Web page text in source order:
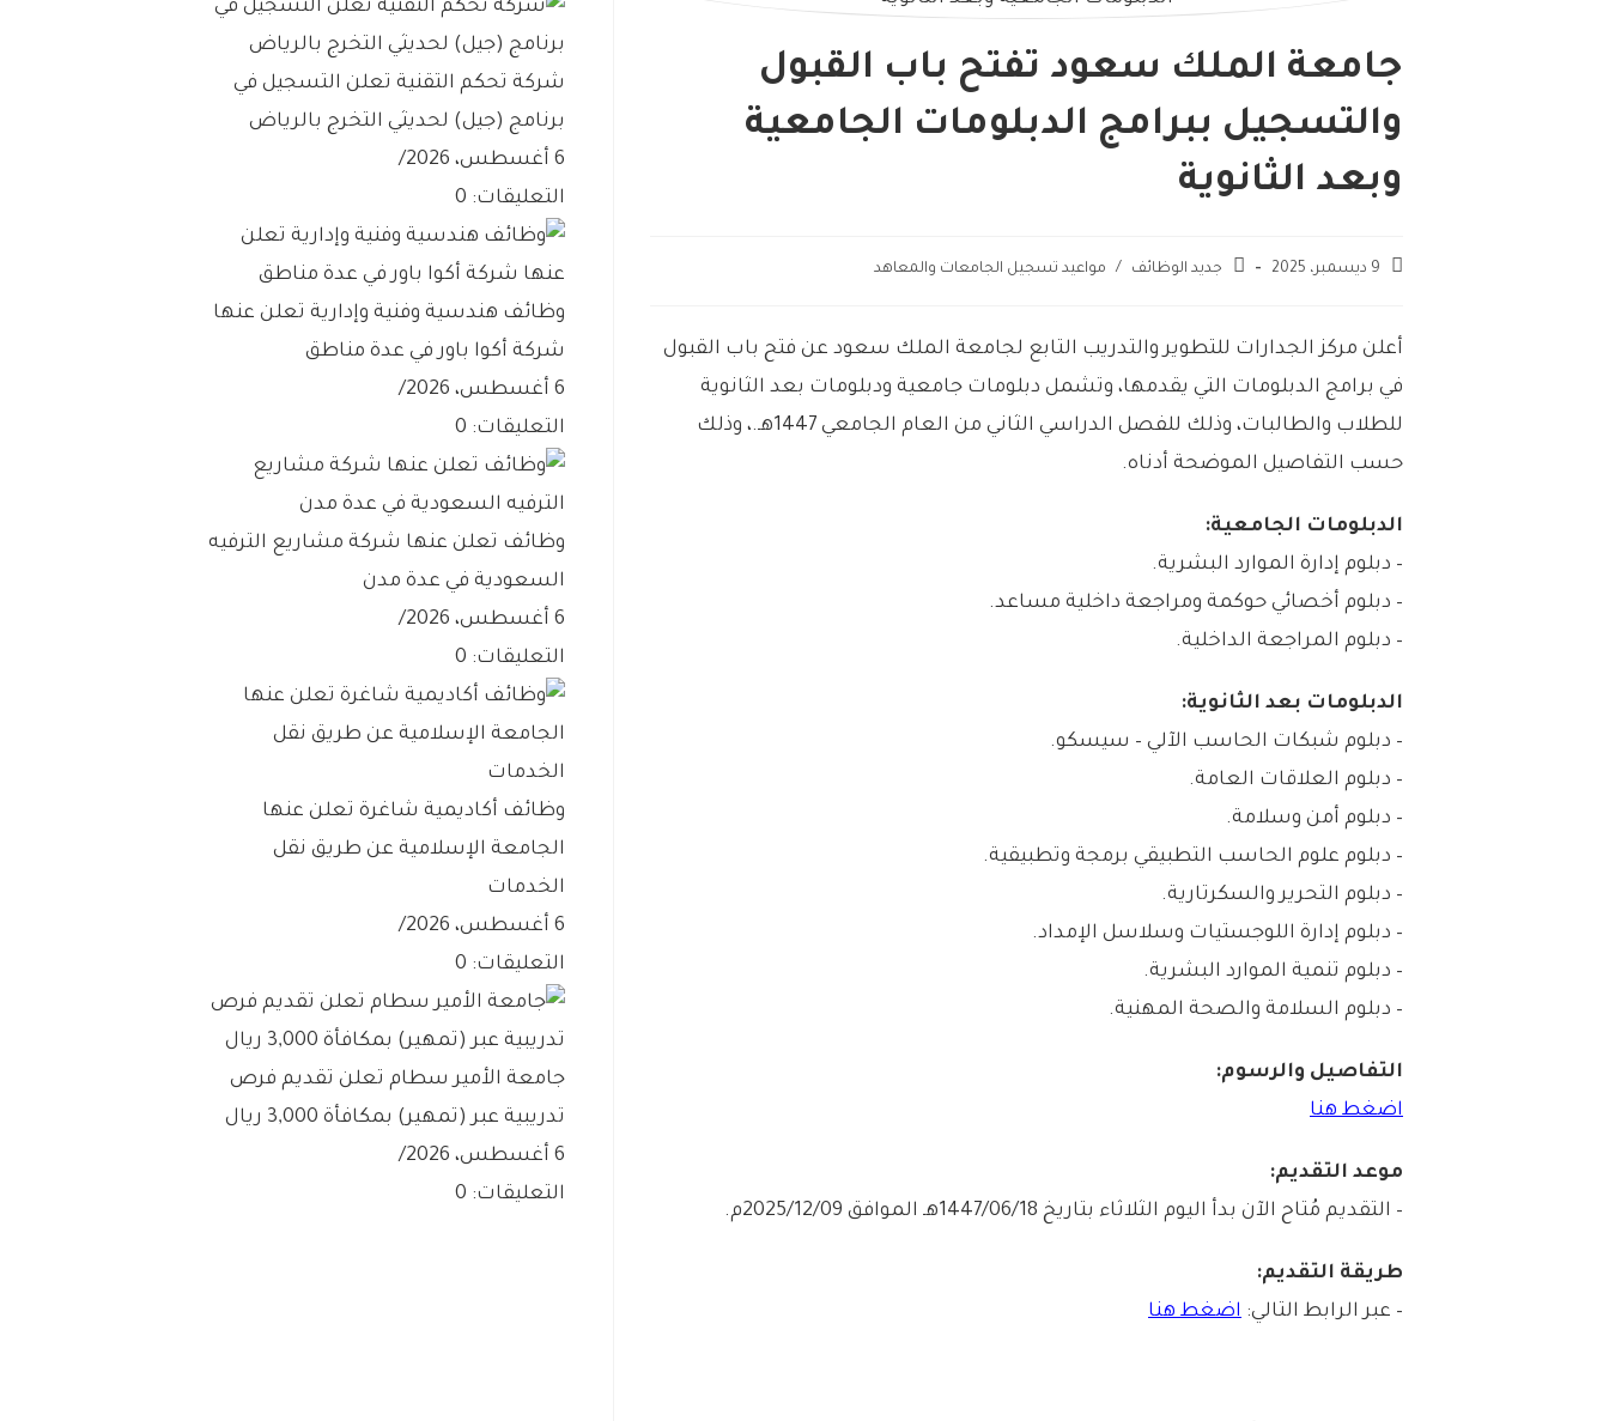
جامعة الملك سعود تفتح باب القبول
والتسجيل ببرامج الدبلومات الجامعية
وبعد الثانوية
9 ديسمبر، 2025 جديد الوظائف / مواعيد تسجيل الجامعات والمعاهد
أعلن مركز الجدارات للتطوير والتدريب التابع لجامعة الملك سعود عن فتح باب القبول
في برامج الدبلومات التي يقدمها، وتشمل دبلومات جامعية ودبلومات بعد الثانوية
للطلاب والطالبات، وذلك للفصل الدراسي الثاني من العام الجامعي 1447هـ.، وذلك
حسب التفاصيل الموضحة أدناه.
الدبلومات الجامعية:
– دبلوم إدارة الموارد البشرية.
– دبلوم أخصائي حوكمة ومراجعة داخلية مساعد.
– دبلوم المراجعة الداخلية.
الدبلومات بعد الثانوية:
– دبلوم شبكات الحاسب الآلي – سيسكو.
– دبلوم العلاقات العامة.
– دبلوم أمن وسلامة.
– دبلوم علوم الحاسب التطبيقي برمجة وتطبيقية.
– دبلوم التحرير والسكرتارية.
– دبلوم إدارة اللوجستيات وسلاسل الإمداد.
– دبلوم تنمية الموارد البشرية.
– دبلوم السلامة والصحة المهنية.
التفاصيل والرسوم:
اضغط هنا
موعد التقديم:
– التقديم مُتاح الآن بدأ اليوم الثلاثاء بتاريخ 1447/06/18هـ الموافق 2025/12/09م.
طريقة التقديم:
– عبر الرابط التالي: اضغط هنا
شركة تحكم التقنية تعلن التسجيل في
برنامج (جيل) لحديثي التخرج بالرياض
6 أغسطس، 2026
/
التعليقات: 0
وظائف هندسية وفنية وإدارية تعلن عنها
شركة أكوا باور في عدة مناطق
6 أغسطس، 2026
/
التعليقات: 0
وظائف تعلن عنها شركة مشاريع الترفيه
السعودية في عدة مدن
6 أغسطس، 2026
/
التعليقات: 0
وظائف أكاديمية شاغرة تعلن عنها
الجامعة الإسلامية عن طريق نقل
الخدمات
6 أغسطس، 2026
/
التعليقات: 0
جامعة الأمير سطام تعلن تقديم فرص
تدريبية عبر (تمهير) بمكافأة 3,000 ريال
6 أغسطس، 2026
/
التعليقات: 0